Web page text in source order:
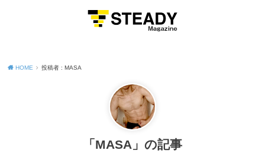
HOME 投稿者 : MASA
「MASA」の記事